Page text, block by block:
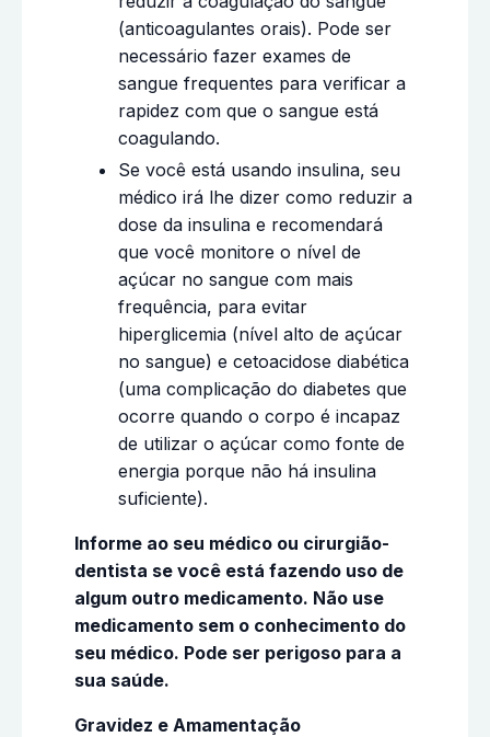
(anticoagulantes orais). Pode ser
necessário fazer exames de
sangue frequentes para verificar a
rapidez com que o sangue está
coagulando.
Se você está usando insulina, seu
médico irá lhe dizer como reduzir a
dose da insulina e recomendará
que você monitore o nível de
açúcar no sangue com mais
frequência, para evitar
hiperglicemia (nível alto de açúcar
no sangue) e cetoacidose diabética
(uma complicação do diabetes que
ocorre quando o corpo é incapaz
de utilizar o açúcar como fonte de
energia porque não há insulina
suficiente).
Informe ao seu médico ou cirurgião-
dentista se você está fazendo uso de
algum outro medicamento. Não use
medicamento sem o conhecimento do
seu médico. Pode ser perigoso para a
sua saúde.
Gravidez e Amamentação